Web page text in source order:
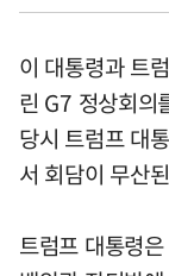
이 대통령과 트
린 G7 정상회의
당시 트럼프 대
서 회담이 무산
트럼프 대통령